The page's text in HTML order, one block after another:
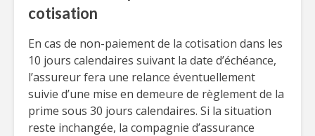
cotisation
En cas de non-paiement de la cotisation dans les
10 jours calendaires suivant la date d’échéance,
l’assureur fera une relance éventuellement
suivie d’une mise en demeure de règlement de la
prime sous 30 jours calendaires. Si la situation
reste inchangée, la compagnie d’assurance